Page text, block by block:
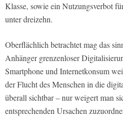
Klasse, sowie ein Nutzungsverbot
unter dreizehn.
Oberflächlich betrachtet mag das
Anhänger grenzenloser
Smartphone und Internetkonsum
der Flucht des Menschen in die
überall sichtbar – nur weigert man
entsprechenden Ursachen